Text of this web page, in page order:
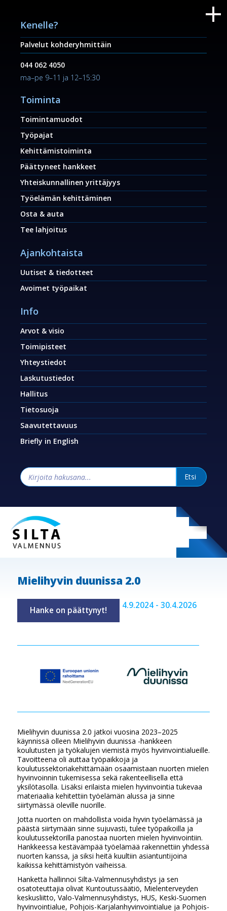
Kenelle?
Palvelut kohderyhmittäin
044 062 4050
ma–pe 9–11 ja 12–15:30
Toiminta
Toimintamuodot
Työpajat
Kehittämistoiminta
Päättyneet hankkeet
Yhteiskunnallinen yrittäjyys
Työelämän kehittäminen
Osta & auta
Tee lahjoitus
Ajankohtaista
Uutiset & tiedotteet
Avoimet työpaikat
Info
Arvot & visio
Toimipisteet
Yhteystiedot
Laskutustiedot
Hallitus
Tietosuoja
Saavutettavuus
Briefly in English
Mielihyvin duunissa 2.0
Hanke on päättynyt! 4.9.2024 - 30.4.2026
Mielihyvin duunissa 2.0 jatkoi vuosina 2023–2025
käynnissä olleen Mielihyvin duunissa -hankkeen
koulutusten ja työkalujen viemistä myös hyvinvointialueille.
Tavoitteena oli auttaa työpaikkoja ja
koulutussektoriakehittämään osaamistaan nuorten mielen
hyvinvoinnin tukemisessa sekä rakenteellisella että
yksilötasolla. Lisäksi erilaista mielen hyvinvointia tukevaa
materiaalia kehitettiin työelämän alussa ja sinne
siirtymässä oleville nuorille.
Jotta nuorten on mahdollista voida hyvin työelämässä ja
päästä siirtymään sinne sujuvasti, tulee työpaikoilla ja
koulutussektorilla panostaa nuorten mielen hyvinvointiin.
Hankkeessa kestävämpää työelämää rakennettiin yhdessä
nuorten kanssa, ja siksi heitä kuultiin asiantuntijoina
kaikissa kehittämistyön vaiheissa.
Hanketta hallinnoi Silta-Valmennusyhdistys ja sen
osatoteuttajia olivat Kuntoutussäätiö, Mielenterveyden
keskusliitto, Valo-Valmennusyhdistys, HUS, Keski-Suomen
hyvinvointialue, Pohjois-Karjalanhyvinvointialue ja Pohjois-